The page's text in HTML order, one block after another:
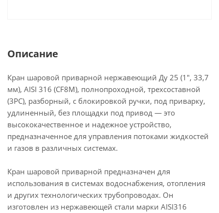
конструкции и материалам изготовления кран
агрессивным средам, что делает его надёжным и
долговечным запорным устройством.
Описание
Кран шаровой приварной нержавеющий Ду 25 (1", 33,7
мм), AISI 316 (CF8M), полнопроходной, трехсоставной
(3PC), разборный, с блокировкой ручки, под приварку,
удлиненный, без площадки под привод — это
высококачественное и надежное устройство,
предназначенное для управления потоками жидкостей
и газов в различных системах.
Кран шаровой приварной предназначен для
использования в системах водоснабжения, отопления
и других технологических трубопроводах. Он
изготовлен из нержавеющей стали марки AISI316